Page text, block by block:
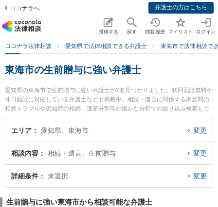
ココナラへ 弁護士の方はこちら
投稿する 探す 閲覧履歴 マイリスト ログイン
ココナラ法律相談 愛知県で法律相談できる弁護士 東海市で法律相談で
東海市の生前贈与に強い弁護士
愛知県の東海市で生前贈与に強い弁護士が2名見つかりました。初回面談無料や
休日面談に対応している弁護士なども掲載中。相続・遺言に関係する家族間の
相続トラブルや認知症の相続、遺産分割等の細かな分野での絞り込み検索もで
き便利です。特に弁護士法人心 東海法律事務所の長谷川 睦弁護士やいろは法律
事務所の林 佳宏弁護士のプロフィール情報や弁護士費用、強みなどが注目され
索したい』『初回相談無料で生前贈与を法律相談できる東海市内の弁護士に相
談予約したい』などでお困りの相談者さんにおすすめです。
エリア 愛知県、東海市 変更
相談内容 相続・遺言、生前贈与 変更
詳細条件 未選択 変更
生前贈与に強い東海市から相談可能な弁護士